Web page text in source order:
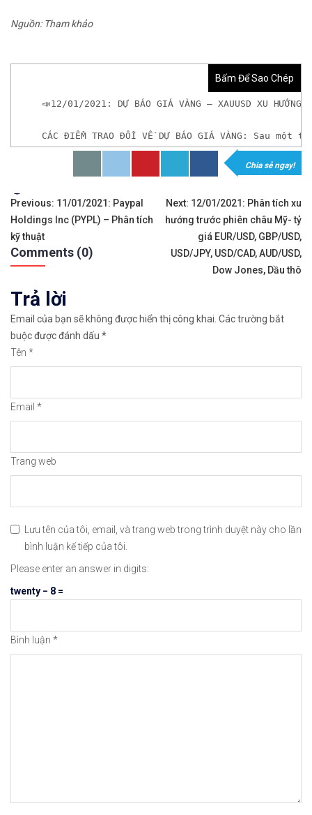
Nguồn: Tham khảo
Bấm Để Sao Chép
📣12/01/2021: DỰ BÁO GIÁ VÀNG – XAUUSD XU HƯỚNG
CÁC ĐIỂM TRAO ĐỔI VỀ DỰ BÁO GIÁ VÀNG:
𝘟𝘦𝘮 𝘤𝘩𝘪 𝘵𝘪ế𝘵: https://chungkhoanforex.com/12-
✨🏆𝐆𝐢𝐚𝐨 𝐝ị𝐜𝐡 𝐕à𝐧𝐠 𝐯ớ𝐢 𝐂𝐡ê𝐧𝐡 𝐋ệ𝐜𝐡 𝐜ự𝐜 𝐭𝐡ấ𝐩, 𝐓𝐡𝐚𝐧𝐡
✅𝘔ở 𝘵à𝘪 𝘬𝘩𝘰ả𝘯 𝘵𝘳ê𝘯 𝘴à𝘯 𝘌𝘹𝘯𝘦𝘴𝘴 𝘜𝘺 𝘛í𝘯 𝘷à 𝘱𝘩ù
✅𝘔ở 𝘵à𝘪 𝘬𝘩𝘰ả𝘯 𝘵𝘳ê𝘯 𝘴à𝘯 𝘐𝘊𝘔𝘢𝘳𝘬𝘦𝘵𝘴 𝘯ổ𝘪 𝘵𝘪ế𝘯𝘨
🔗https://chungkhoanforex.com/12-01-2021-du-
😘Cảm ơn bạn đã xem thông tin😘🍀🤗Chúc bạn
Chia sẻ ngay!
Tags:
Điều
hướng
bài
viết
Previous: 11/01/2021: Paypal
Holdings Inc (PYPL) – Phân tích
kỹ thuật
Next: 12/01/2021: Phân tích xu
hướng trước phiên châu Mỹ- tỷ
giá EUR/USD, GBP/USD,
USD/JPY, USD/CAD, AUD/USD,
Dow Jones, Dầu thô
Comments (0)
Trả lời
Email của bạn sẽ không được hiển thị công khai. Các trường bắt
buộc được đánh dấu *
Tên *
Email *
Trang web
Lưu tên của tôi, email, và trang web trong trình duyệt này cho lần
bình luận kế tiếp của tôi.
Please enter an answer in digits:
twenty − 8 =
Bình luận *